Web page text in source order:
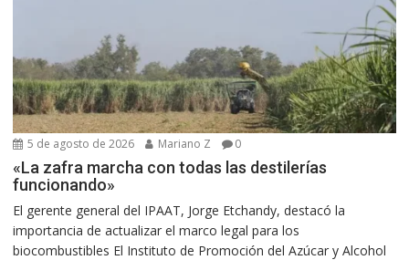
5 de agosto de 2026 Mariano Z 0
«La zafra marcha con todas las destilerías
funcionando»
El gerente general del IPAAT, Jorge Etchandy, destacó la
importancia de actualizar el marco legal para los
biocombustibles El Instituto de Promoción del Azúcar y Alcohol